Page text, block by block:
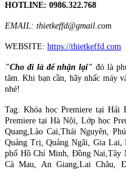
HOTLINE: 0986.322.768
EMAIL: thietkeffd@gmail.com
WEBSITE: https://thietkeffd.com
"Cho đi là để nhận lại"đó là
tâm. Khi bạn cần, hãy nhấc máy
nhé!
Tag: Khóa học Premiere tại Hải
Premiere tại Hà Nội, Lớp học
Quang,Lào Cai,Thái Nguyên,
Quảng Trị, Quảng Ngãi, Gia
phố Hồ Chí Minh, Đồng Nai,Tây
Cà Mau, An Giang,Lai Châu,